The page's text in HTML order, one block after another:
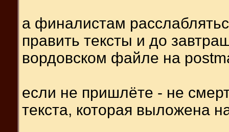
а финалистам
править тексты и до
вордовском файле на
если не пришлёте - не
текста, которая выложена